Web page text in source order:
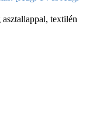
textilén